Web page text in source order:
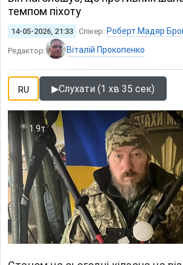
темпом піхоту
14-05-2026, 21:33 Спікер: Роберт Мадяр
Редактор: Віталій Прокопенко
RU ▶Слухати (1 хв 35 сек)
1.9т